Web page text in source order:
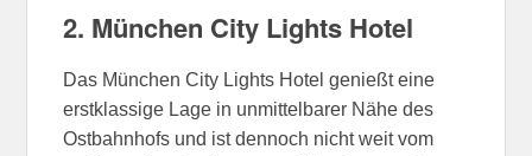
2. München City Lights Hotel
Das München City Lights Hotel genießt eine
erstklassige Lage in unmittelbarer Nähe des
Ostbahnhofs und ist dennoch nicht weit vom